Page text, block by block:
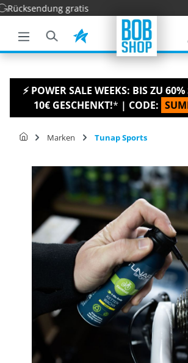
springen
gratis
⚡ POWER SALE WEEKS: BIS ZU
10€ GESCHENKT!* | CODE:
Marken Tunap Sports